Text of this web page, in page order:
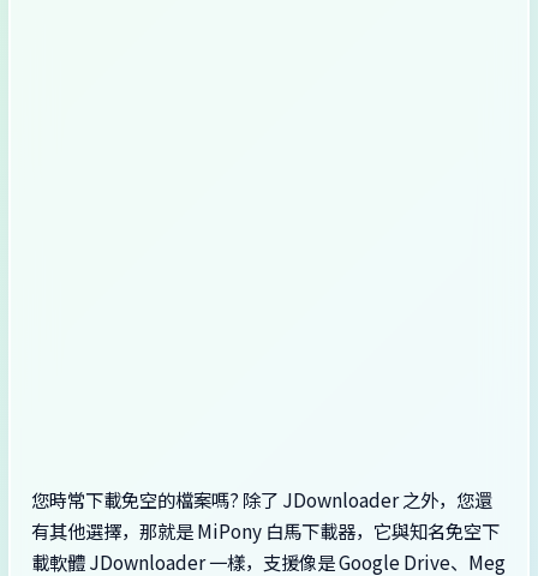
您時常下載免空的檔案嗎? 除了 JDownloader 之外，您還
有其他選擇，那就是 MiPony 白馬下載器，它與知名免空下
載軟體 JDownloader 一樣，支援像是 Google Drive、Meg